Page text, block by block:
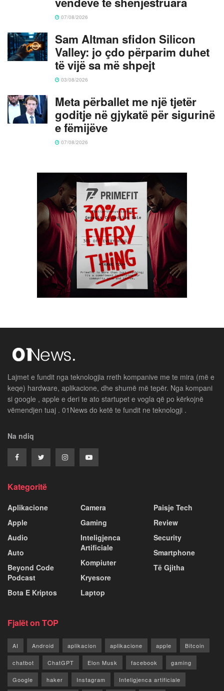
07/08/2026
Sam Altman sfidon Silicon
Valley: jo çdo përparim duhet
të vijë sa më shpejt
03/08/2026
Meta përballet me një tjetër
goditje në gjykatë për sigurinë
e fëmijëve
07/08/2026
Lajmet e fundit nga teknologjia rreth kompanive me te mira (më e
keqe) hardware, aplikacione, dhe shumë më tepër. Nga kompani
si google , apple e deri te ato startupet e vogla që po kërkojnë
vëmendjen tuaj . 01News do ketë te fundit ne teknologji .
Na ndiq
Kategoritë
Aplikacione
Apple
Audio
Auto
Beyond Code
Podcast
Bota E Kriptos
Camera
Gaming
Inteligjenca
Artificiale
Kompiuter
Kryesore
Laptop
Paisje Tech
Review
Security
Smartphone
Të Gjitha
Fjalët on TOP
AI Android aplikacion aplikacione apple Bitcoin
chatbot ChatGPT Elon Musk facebook gaming
Google haker Instagram Inteligjenca artificiale